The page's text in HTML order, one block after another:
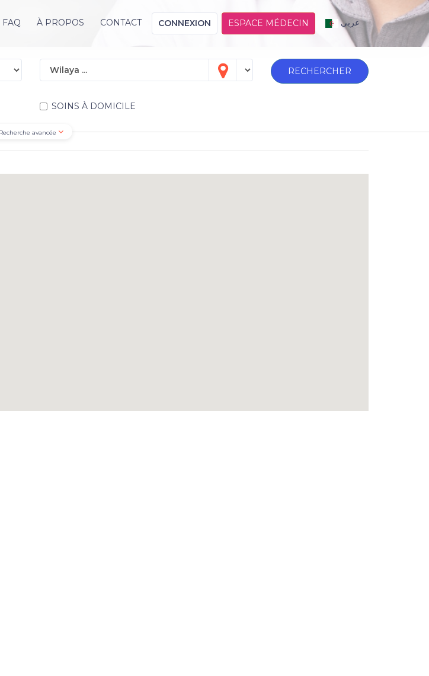
FAQ À PROPOS CONTACT CONNEXION ESPACE MÉDECIN عربي
RECHERCHER
SOINS À DOMICILE
Recherche avancée